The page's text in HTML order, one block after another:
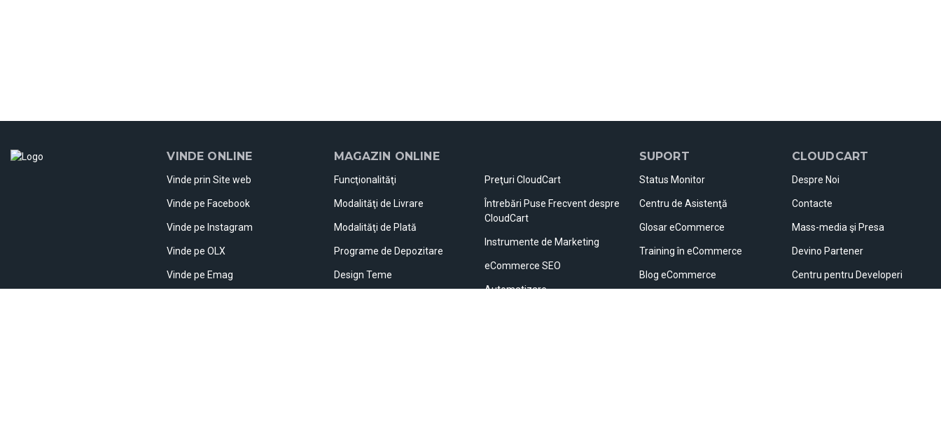
VINDE ONLINE
Vinde prin Site web
Vinde pe Facebook
Vinde pe Instagram
Vinde pe OLX
Vinde pe Emag
MAGAZIN ONLINE
Funcţionalităţi
Modalităţi de Livrare
Modalităţi de Plată
Programe de Depozitare
Design Teme
Preţuri CloudCart
Întrebări Puse Frecvent despre
CloudCart
Instrumente de Marketing
eCommerce SEO
Automatizare
SUPORT
Status Monitor
Centru de Asistenţă
Glosar eCommerce
Training în eCommerce
Blog eCommerce
CLOUDCART
Despre Noi
Contacte
Mass-media şi Presa
Devino Partener
Centru pentru Developeri